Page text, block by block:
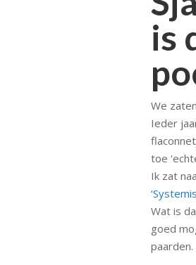
is
We
Ieder
toe
Ik zat
Wat is
goed
paarden.